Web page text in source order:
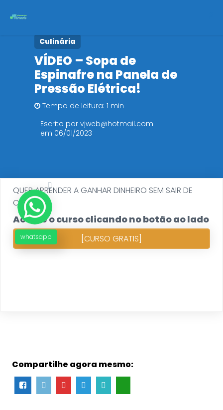
Início
Cursos
Políticas de Privacidade
Culinária
VÍDEO – Sopa de
Espinafre na Panela de
Pressão Elétrica!
Tempo de leitura: 1 min
Escrito por vjweb@hotmail.com
em 06/01/2023
QUER APRENDER A GANHAR DINHEIRO SEM SAIR DE
CASA?
Acesse o curso clicando no botão ao lado
[CURSO GRATIS]
Compartilhe agora mesmo:
whatsapp